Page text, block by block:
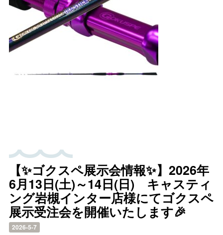
【✨ゴクスペ展示会情報✨】2026年
6月13日(土)～14日(日) キャスティ
ング岩槻インター店様にてゴクスペ
展示受注会を開催いたします🎉
2026-5-7